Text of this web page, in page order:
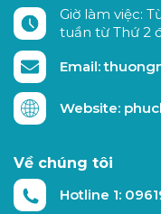
Giờ làm việc:
tuần từ Thứ 2
Email:
Website:
Về chúng tôi
Hotline 1: